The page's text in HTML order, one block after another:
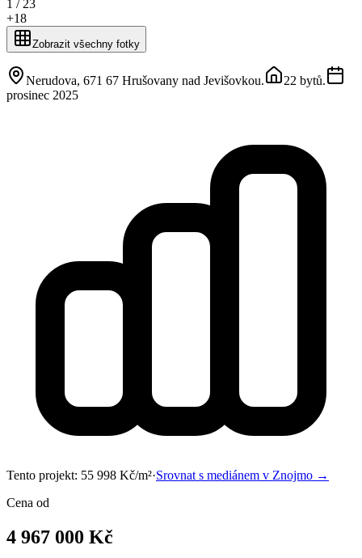
1 / 23
+18
Zobrazit všechny fotky
Nerudova, 671 67 Hrušovany nad Jevišovkou. 22 bytů.
prosinec 2025
Tento projekt: 55 998 Kč/m²·Srovnat s mediánem v Znojmo →
Cena od
4 967 000 Kč